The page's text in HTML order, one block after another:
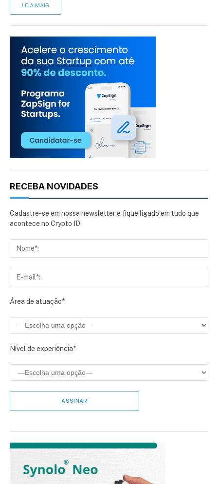
LEIA MAIS
RECEBA NOVIDADES
Cadastre-se em nossa newsletter e fique ligado em tudo que
acontece no Crypto ID.
Área de atuação*
Nível de experiência*